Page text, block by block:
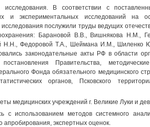
В соответствии с
и экспериментальных исследований на
послужили труды ведущих
Барановой В.В., Вишнякова Н.М.,
H.H., Федоровой Т.А., Шеймана И.М.,
законодательные акты РФ в области
Правительства,
Фонда обязательного медицинского
органов, Псковского
медицинских учреждений г. Великие Луки и
с использованием методов системного
апробирования, экспертных оценок.